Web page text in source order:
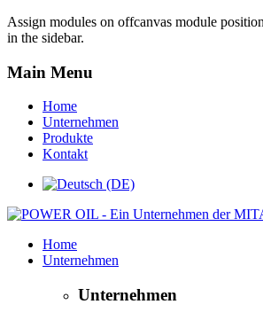
Assign modules on offcanvas module
in the sidebar.
Main Menu
Home
Unternehmen
Produkte
Kontakt
Home
Unternehmen
Unternehmen